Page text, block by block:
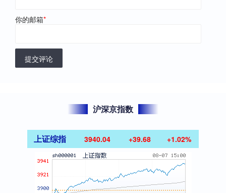
你的邮箱*
提交评论
沪深京指数
上证综指 3940.04 +39.68 +1.02%